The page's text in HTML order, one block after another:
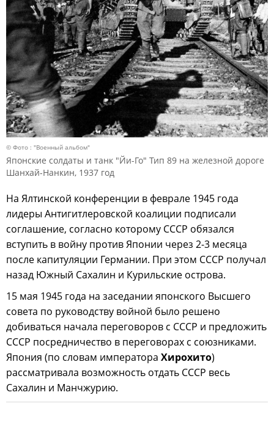
© Фото : "Военный альбом"
Японские солдаты и танк "Йи-Го" Тип 89 на железной дороге
Шанхай-Нанкин, 1937 год
На Ялтинской конференции в феврале 1945 года
лидеры Антигитлеровской коалиции подписали
соглашение, согласно которому СССР обязался
вступить в войну против Японии через 2-3 месяца
после капитуляции Германии. При этом СССР получал
назад Южный Сахалин и Курильские острова.
15 мая 1945 года на заседании японского Высшего
совета по руководству войной было решено
добиваться начала переговоров с СССР и предложить
СССР посредничество в переговорах с союзниками.
Япония (по словам императора Хирохито)
рассматривала возможность отдать СССР весь
Сахалин и Манчжурию.